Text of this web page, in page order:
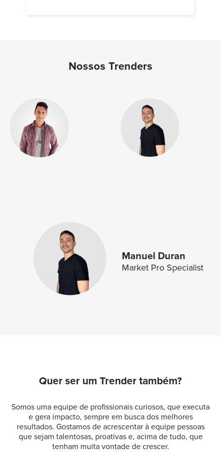
Nossos Trenders
Manuel Duran
Market Pro Specialist
Quer ser um Trender também?
Somos uma equipe de profissionais curiosos, que executa
e gera impacto, sempre em busca dos melhores
resultados. Gostamos de acrescentar à equipe pessoas
que sejam talentosas, proativas e, acima de tudo, que
tenham muita vontade de crescer.